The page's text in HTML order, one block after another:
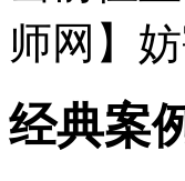
师网】
经典案